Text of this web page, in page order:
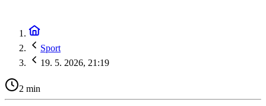
Sport
19. 5. 2026, 21:19
2 min